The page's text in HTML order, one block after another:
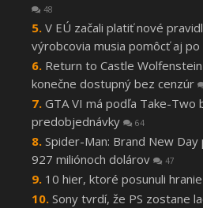
48
V EÚ začali platiť nové
výrobcovia musia pomôcť aj po
Return to Castle
konečne dostupný bez cenzúr
GTA VI má podľa Take-Two
predobjednávky
64
Spider-Man: Brand New
927 miliónoch dolárov
47
10 hier, ktoré posunuli
Sony tvrdí, že PS zostane